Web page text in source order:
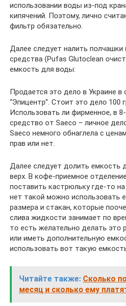
использовании воды из-под
кипячений. Поэтому, лично
фильтр обязательно.
Далее следует налить полчашки
средства (Pufas Glutoclean
емкость для воды:
Продается это дело в Украине в
“Эпицентр”. Стоит это дело 100
Использовать ли фирменное, в
средство от Saeco – личное
Saeco немного обнаглела с
прав или нет.
Далее следует долить емкость
верх. В кофе-приемное
поставить кастрюльку где-то
нет такой можно использовать
размера и стакан, которые
слива жидкости занимает по
то есть желательно делать это
или иметь дополнительную
использовать вот такую
Читайте также: Сколько
месяц и сколько ему